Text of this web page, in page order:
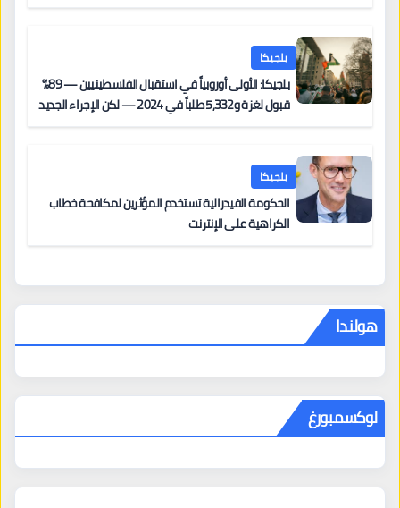
بلجيكا
بلجيكا: الأولى أوروبياً في استقبال الفلسطينيين — 89%
قبول لغزة و5,332 طلباً في 2024 — لكن الإجراء الجديد
بلجيكا
الحكومة الفيدرالية تستخدم المؤثرين لمكافحة خطاب
الكراهية على الإنترنت
هولندا
لوكسمبورغ